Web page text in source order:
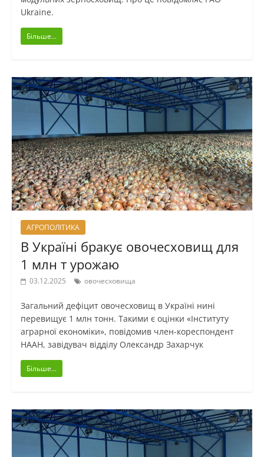
Ukraine.
Більше...
АГРОПОЛІТИКА
В Україні бракує овочесховищ для
1 млн т урожаю
03.12.2025 овочесховища
Загальний дефіцит овочесховищ в Україні нині
перевищує 1 млн тонн. Такими є оцінки «Інституту
аграрної економіки», повідомив член-кореспондент
НААН, завідувач відділу Олександр Захарчук
Більше...